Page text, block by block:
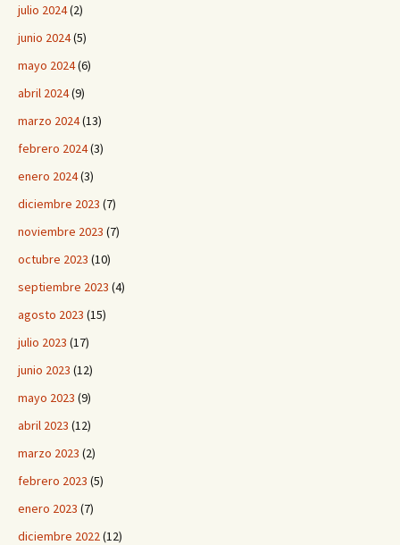
julio 2024(2)
junio 2024(5)
mayo 2024(6)
abril 2024(9)
marzo 2024(13)
febrero 2024(3)
enero 2024(3)
diciembre 2023 (7)
noviembre 2023 (7)
octubre 2023 (10)
septiembre 2023 (4)
agosto 2023 (15)
julio 2023 (17)
junio 2023 (12)
mayo 2023 (9)
abril 2023 (12)
marzo 2023 (2)
febrero 2023 (5)
enero 2023 (7)
diciembre 2022(12)